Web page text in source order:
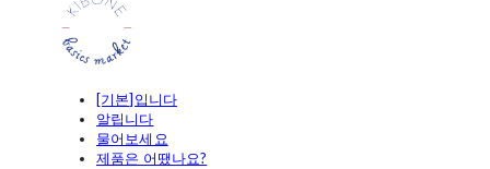
[기본]입니다
알립니다
물어보세요
제품은 어땠나요?